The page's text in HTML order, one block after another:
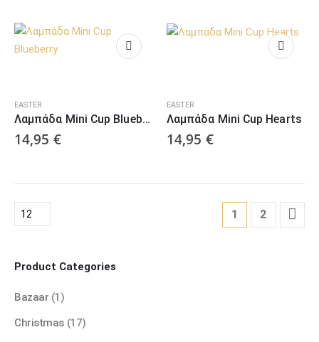
EASTER
Λαμπάδα Mini Cup Blueberry
14,95 €
EASTER
Λαμπάδα Mini Cup Hearts
14,95 €
1 2
Product Categories
Bazaar (1)
Christmas (17)